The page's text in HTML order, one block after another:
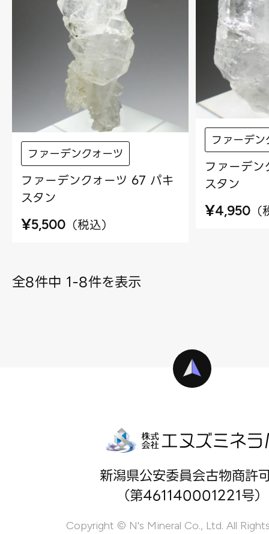
ファーデンクォーツ
ファーデンクォーツ 67 パキ
スタン
¥5,500 （税込）
ファーデン
ファーデ
スタン
¥4,950 （
全8件中 1-8件を表示
新潟県公安委員会古物商許
（第461140001221号）
Copyright © N's Mineral Co., Ltd. All